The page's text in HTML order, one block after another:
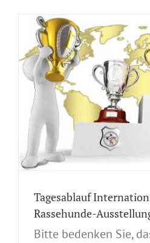
Tagesablauf
Rassehunde-
Bitte bedenken Sie,